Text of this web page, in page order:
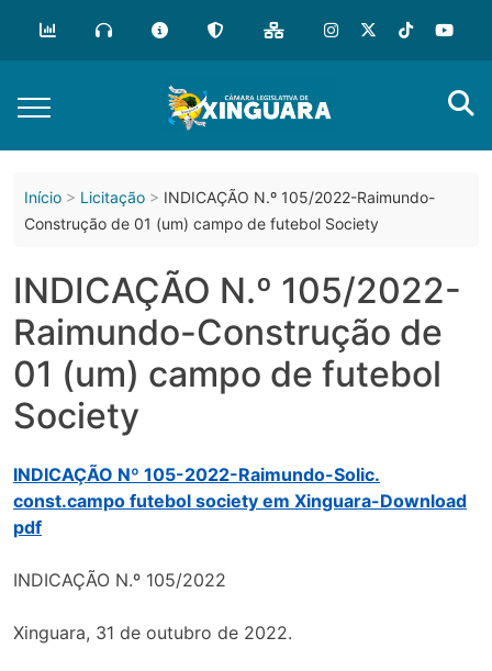
conteúdo
Início Licitação
INDICAÇÃO N.º 105/2022-Raimundo-
Construção de 01 (um) campo de futebol Society
INDICAÇÃO N.º 105/2022-
Raimundo-Construção de
01 (um) campo de futebol
Society
INDICAÇÃO Nº 105-2022-Raimundo-Solic.
const.campo futebol society em Xinguara-Download
pdf
INDICAÇÃO N.º 105/2022
Xinguara, 31 de outubro de 2022.